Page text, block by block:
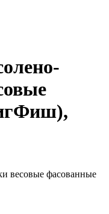
весовые фасованные